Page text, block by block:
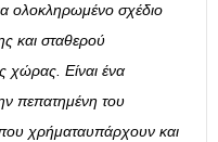
ολοκληρωμένο σχέδιο
και σταθερού
χώρας. Είναι ένα
πεπατημένη του
χρήματαυπάρχουν και